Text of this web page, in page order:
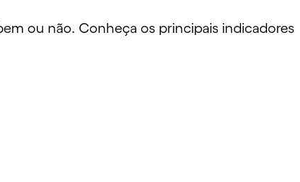
ou não. Conheça os principais indicadores